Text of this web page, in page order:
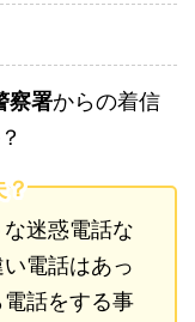
察署からの着信
？
迷惑電話な
電話はあっ
話をする事